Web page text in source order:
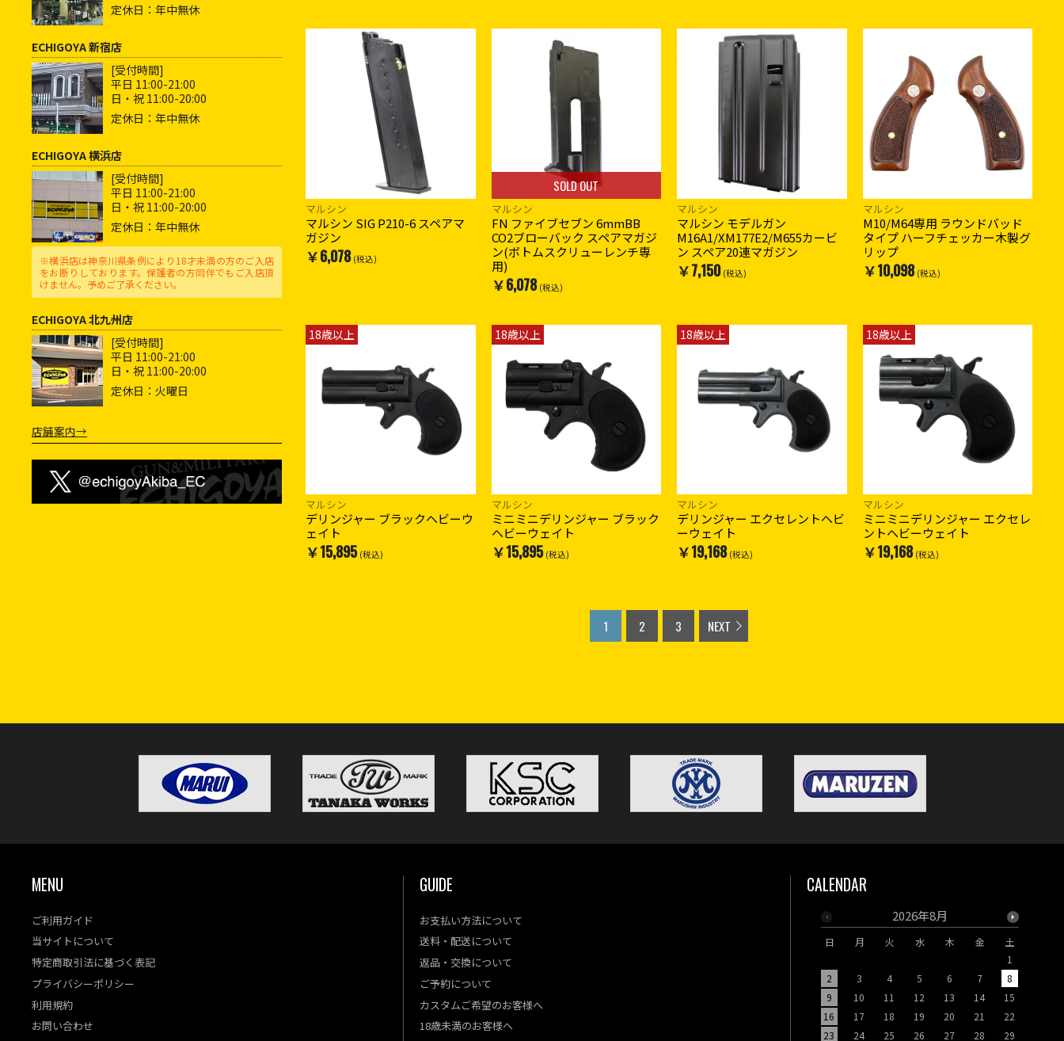
定休日：年中無休
ECHIGOYA 新宿店
[受付時間]
平日 11:00-21:00
日・祝 11:00-20:00
定休日：年中無休
ECHIGOYA 横浜店
[受付時間]
平日 11:00-21:00
日・祝 11:00-20:00
定休日：年中無休
※横浜店は神奈川県条例により18才未満の方のご入店
をお断りしております。保護者の方同伴でもご入店頂
けません。予めご了承ください。
ECHIGOYA 北九州店
[受付時間]
平日 11:00-21:00
日・祝 11:00-20:00
定休日：火曜日
店舗案内→
マルシン
マルシン SIG P210-6 スペアマ
ガジン
￥6,078 (税込)
SOLD OUT
マルシン
FN ファイブセブン 6mmBB
CO2ブローバック スペアマガジ
ン(ボトムスクリューレンチ専
用)
￥6,078 (税込)
マルシン
マルシン モデルガン
M16A1/XM177E2/M655カービ
ン スペア20連マガジン
￥7,150 (税込)
マルシン
M10/M64専用 ラウンドバッド
タイプ ハーフチェッカー木製グ
リップ
￥10,098 (税込)
18歳以上
マルシン
デリンジャー ブラックヘビーウ
ェイト
￥15,895 (税込)
18歳以上
マルシン
ミニミニデリンジャー ブラック
ヘビーウェイト
￥15,895 (税込)
18歳以上
マルシン
デリンジャー エクセレントヘビ
ーウェイト
￥19,168 (税込)
18歳以上
マルシン
ミニミニデリンジャー エクセレ
ントヘビーウェイト
￥19,168 (税込)
1 2 3 NEXT
MENU
ご利用ガイド
当サイトについて
特定商取引法に基づく表記
プライバシーポリシー
利用規約
お問い合わせ
GUIDE
お支払い方法について
送料・配送について
返品・交換について
ご予約について
カスタムご希望のお客様へ
18歳未満のお客様へ
CALENDAR
2026年8月
日 月 火 水 木 金
土
1
2
3 4 5 6 7
8
9
10 11 12 13 14
15
16
17 18 19 20 21
22
23
24 25 26 27 28 29